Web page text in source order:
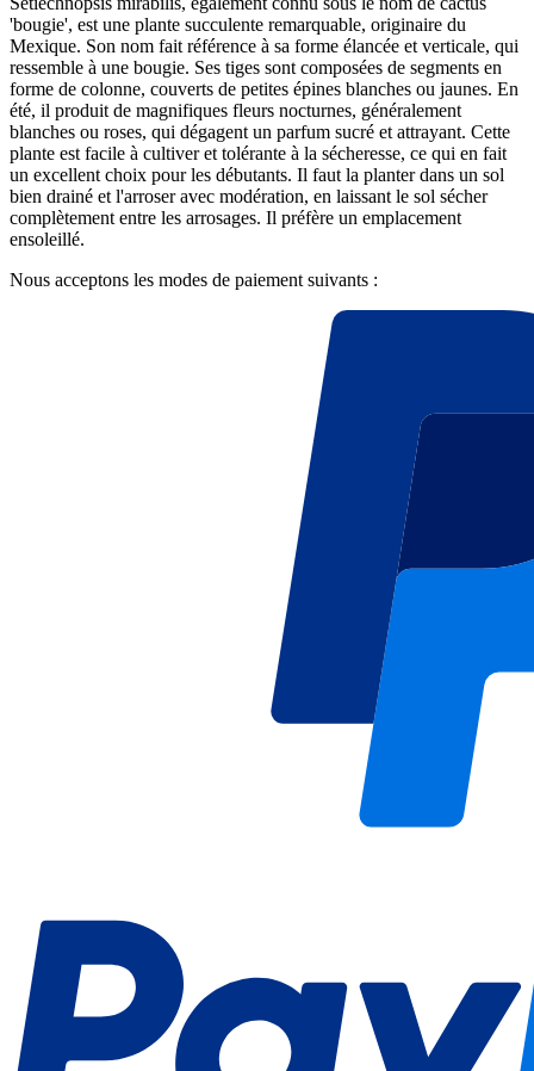
'bougie', est une plante succulente remarquable, originaire du
Mexique. Son nom fait référence à sa forme élancée et verticale, qui
ressemble à une bougie. Ses tiges sont composées de segments en
forme de colonne, couverts de petites épines blanches ou jaunes. En
été, il produit de magnifiques fleurs nocturnes, généralement
blanches ou roses, qui dégagent un parfum sucré et attrayant. Cette
plante est facile à cultiver et tolérante à la sécheresse, ce qui en fait
un excellent choix pour les débutants. Il faut la planter dans un sol
bien drainé et l'arroser avec modération, en laissant le sol sécher
complètement entre les arrosages. Il préfère un emplacement
ensoleillé.
Nous acceptons les modes de paiement suivants :